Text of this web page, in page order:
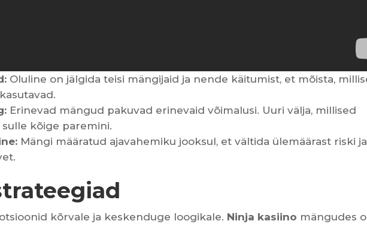
Oluline on jälgida teisi mängijaid ja nende käitumist, et mõista,
Erinevad mängud pakuvad erinevaid võimalusi. Uuri välja, millised
kõige paremini.
Mängi määratud ajavahemiku jooksul, et vältida ülemäärast riski ja
kõrvale ja keskenduge loogikale. Ninja kasiino mängudes